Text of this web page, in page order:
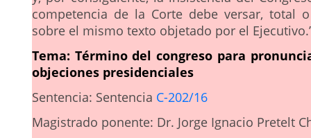
competencia de la Corte debe versar, total
sobre el mismo texto objetado por el
Tema: Término del congreso para
objeciones presidenciales
Sentencia: Sentencia C-202/16
Magistrado ponente: Dr. Jorge Ignacio Pretelt